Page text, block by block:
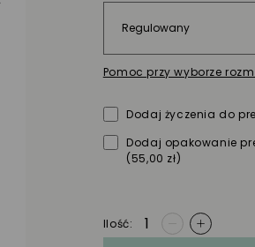
Pomoc przy wyborze
Dodaj życzenia do
Dodaj opakowanie
(55,00 zł)
Ilość +